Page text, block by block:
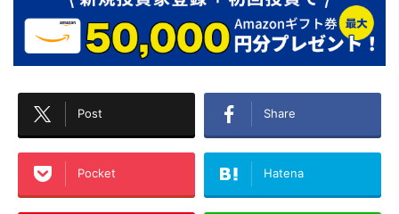
Post Share
Pocket Hatena